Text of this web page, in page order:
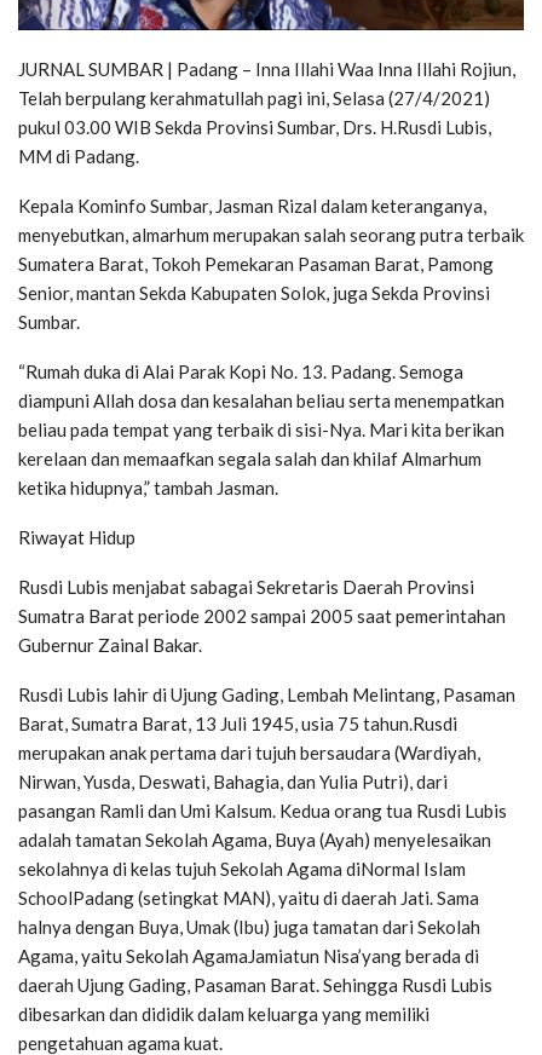
JURNAL SUMBAR | Padang – Inna Illahi Waa Inna Illahi Rojiun,
Telah berpulang kerahmatullah pagi ini, Selasa (27/4/2021)
pukul 03.00 WIB Sekda Provinsi Sumbar, Drs. H.Rusdi Lubis,
MM di Padang.
Kepala Kominfo Sumbar, Jasman Rizal dalam keteranganya,
menyebutkan, almarhum merupakan salah seorang putra terbaik
Sumatera Barat, Tokoh Pemekaran Pasaman Barat, Pamong
Senior, mantan Sekda Kabupaten Solok, juga Sekda Provinsi
Sumbar.
“Rumah duka di Alai Parak Kopi No. 13. Padang. Semoga
diampuni Allah dosa dan kesalahan beliau serta menempatkan
beliau pada tempat yang terbaik di sisi-Nya. Mari kita berikan
kerelaan dan memaafkan segala salah dan khilaf Almarhum
ketika hidupnya,” tambah Jasman.
Riwayat Hidup
Rusdi Lubis menjabat sabagai Sekretaris Daerah Provinsi
Sumatra Barat periode 2002 sampai 2005 saat pemerintahan
Gubernur Zainal Bakar.
Rusdi Lubis lahir di Ujung Gading, Lembah Melintang, Pasaman
Barat, Sumatra Barat, 13 Juli 1945, usia 75 tahun.Rusdi
merupakan anak pertama dari tujuh bersaudara (Wardiyah,
Nirwan, Yusda, Deswati, Bahagia, dan Yulia Putri), dari
pasangan Ramli dan Umi Kalsum. Kedua orang tua Rusdi Lubis
adalah tamatan Sekolah Agama, Buya (Ayah) menyelesaikan
sekolahnya di kelas tujuh Sekolah Agama diNormal Islam
SchoolPadang (setingkat MAN), yaitu di daerah Jati. Sama
halnya dengan Buya, Umak (Ibu) juga tamatan dari Sekolah
Agama, yaitu Sekolah AgamaJamiatun Nisa’yang berada di
daerah Ujung Gading, Pasaman Barat. Sehingga Rusdi Lubis
dibesarkan dan dididik dalam keluarga yang memiliki
pengetahuan agama kuat.